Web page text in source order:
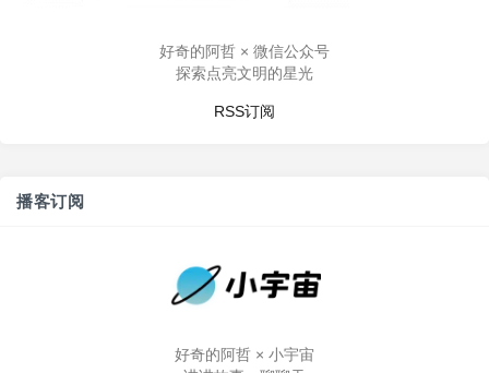
好奇的阿哲 × 微信公众号
探索点亮文明的星光
RSS订阅
播客订阅
好奇的阿哲 × 小宇宙